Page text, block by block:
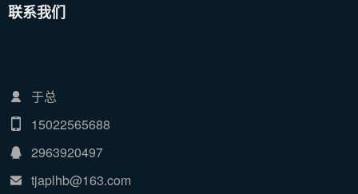
联系我们
于总
15022565688
2963920497
tjaplhb@163.com